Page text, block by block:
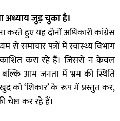
जुड़ चुका है।
हुए यह दोनों अधिकारी कांग्रेस
से समाचार पत्रों में स्वास्थ्य विभाग
करा रहे हैं। जिससे न केवल
आम जनता में भ्रम की स्थिति
को ‘शिकार’ के रूप में प्रस्तुत कर,
कर रहे हैं।